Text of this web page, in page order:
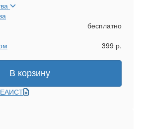
бесплатно
399 р.
В корзину
ЕАИСТ